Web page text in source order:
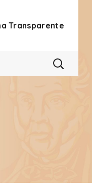
Transparente